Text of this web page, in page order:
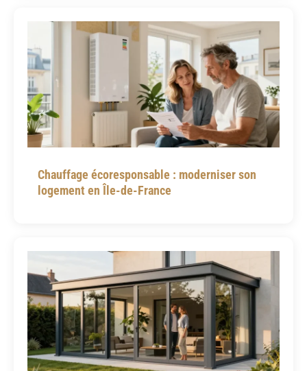
Chauffage écoresponsable : moderniser son
logement en Île-de-France